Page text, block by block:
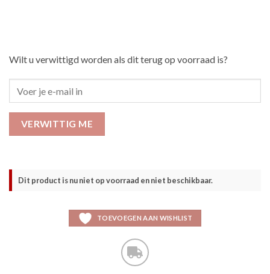
Wilt u verwittigd worden als dit terug op voorraad is?
VERWITTIG ME
Dit product is nu niet op voorraad en niet beschikbaar.
TOEVOEGEN AAN WISHLIST